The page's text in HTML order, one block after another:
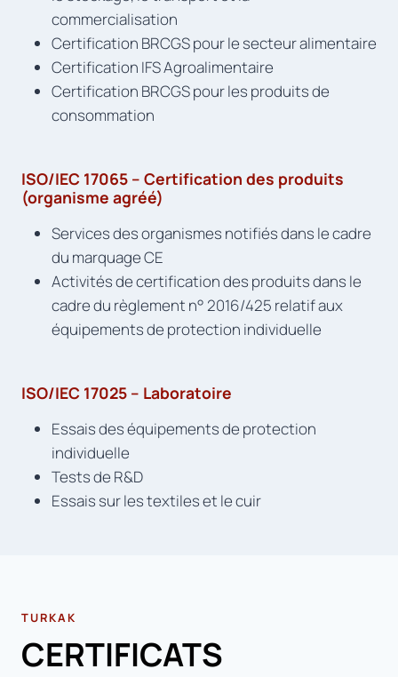
commercialisation
Certification BRCGS pour le secteur alimentaire
Certification IFS Agroalimentaire
Certification BRCGS pour les produits de
consommation
ISO/IEC 17065 – Certification des produits
(organisme agréé)
Services des organismes notifiés dans le cadre
du marquage CE
Activités de certification des produits dans le
cadre du règlement n° 2016/425 relatif aux
équipements de protection individuelle
ISO/IEC 17025 – Laboratoire
Essais des équipements de protection
individuelle
Tests de R&D
Essais sur les textiles et le cuir
TURKAK
CERTIFICATS